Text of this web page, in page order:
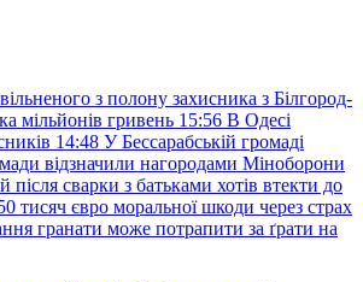
з полону захисника з Білгород-
мільйонів гривень 15:56 В Одесі
14:48 У Бессарабській громаді
відзначили нагородами Міноборони
після сварки з батьками хотів втекти до
тисяч євро моральної шкоди через страх
гранати може потрапити за ґрати на